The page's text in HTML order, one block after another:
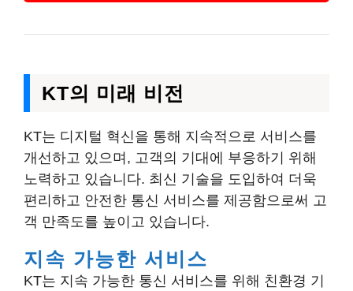
KT의 미래 비전
KT는 디지털 혁신을 통해 지속적으로 서비스를
개선하고 있으며, 고객의 기대에 부응하기 위해
노력하고 있습니다. 최신 기술을 도입하여 더욱
편리하고 안전한 통신 서비스를 제공함으로써 고
객 만족도를 높이고 있습니다.
지속 가능한 서비스
KT는 지속 가능한 통신 서비스를 위해 친환경 기